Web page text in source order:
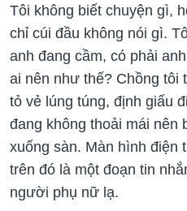
Tôi không biết chuyện gì,
chỉ cúi đầu không nói gì.
anh đang cầm, có phải
ai nên như thế? Chồng tôi
tỏ vẻ lúng túng, định giấu
đang không thoải mái nên
xuống sàn. Màn hình điện
trên đó là một đoạn tin
người phụ nữ lạ.